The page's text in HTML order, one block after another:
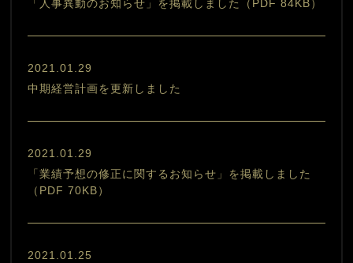
「人事異動のお知らせ」を掲載しました（PDF 84KB）
2021.01.29
中期経営計画を更新しました
2021.01.29
「業績予想の修正に関するお知らせ」を掲載しました
（PDF 70KB）
2021.01.25